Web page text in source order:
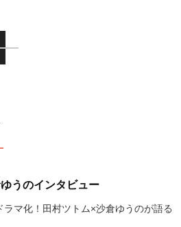
うのインタビュー
ラマ化！田村ツトム×沙倉ゆうのが語る